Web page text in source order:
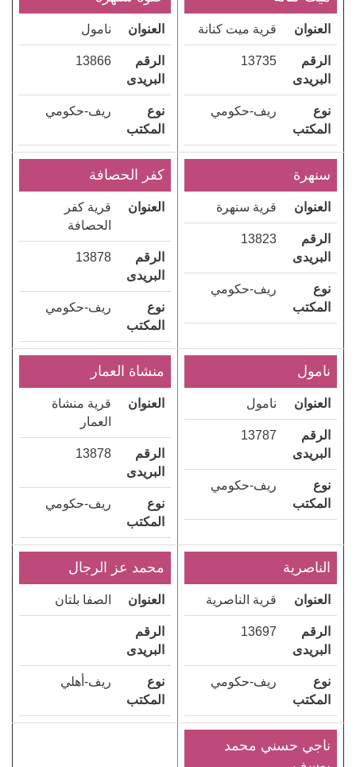
العنوان قرية ميت كنانة
الرقم
البريدى
13735
نوع
المكتب
ريف-حكومي
العنوان نامول
الرقم
البريدى
13866
نوع
المكتب
ريف-حكومي
سنهرة
العنوان قرية سنهرة
الرقم
البريدى
13823
نوع
المكتب
ريف-حكومي
كفر الحصافة
العنوان
قرية كفر
الحصافة
الرقم
البريدى
13878
نوع
المكتب
ريف-حكومي
نامول
العنوان نامول
الرقم
البريدى
13787
نوع
المكتب
ريف-حكومي
منشاة العمار
العنوان
قرية منشاة
العمار
الرقم
البريدى
13878
نوع
المكتب
ريف-حكومي
الناصرية
العنوان قرية الناصرية
الرقم
البريدى
13697
نوع
المكتب
ريف-حكومي
محمد عز الرجال
العنوان الصفا بلتان
الرقم
البريدى
نوع
المكتب
ريف-أهلي
ناجي حسني محمد